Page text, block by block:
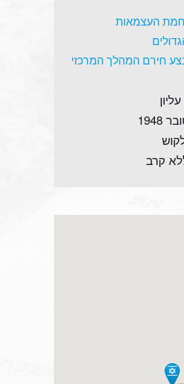
העצמאות
חירם המהלך המרכזי
קרב